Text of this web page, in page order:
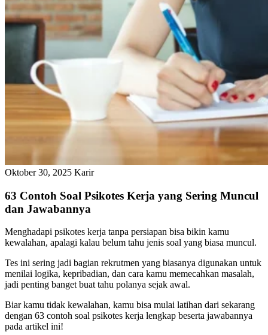
Oktober 30, 2025 Karir
63 Contoh Soal Psikotes Kerja yang Sering Muncul
dan Jawabannya
Menghadapi psikotes kerja tanpa persiapan bisa bikin kamu
kewalahan, apalagi kalau belum tahu jenis soal yang biasa muncul.
Tes ini sering jadi bagian rekrutmen yang biasanya digunakan untuk
menilai logika, kepribadian, dan cara kamu memecahkan masalah,
jadi penting banget buat tahu polanya sejak awal.
Biar kamu tidak kewalahan, kamu bisa mulai latihan dari sekarang
dengan 63 contoh soal psikotes kerja lengkap beserta jawabannya
pada artikel ini!